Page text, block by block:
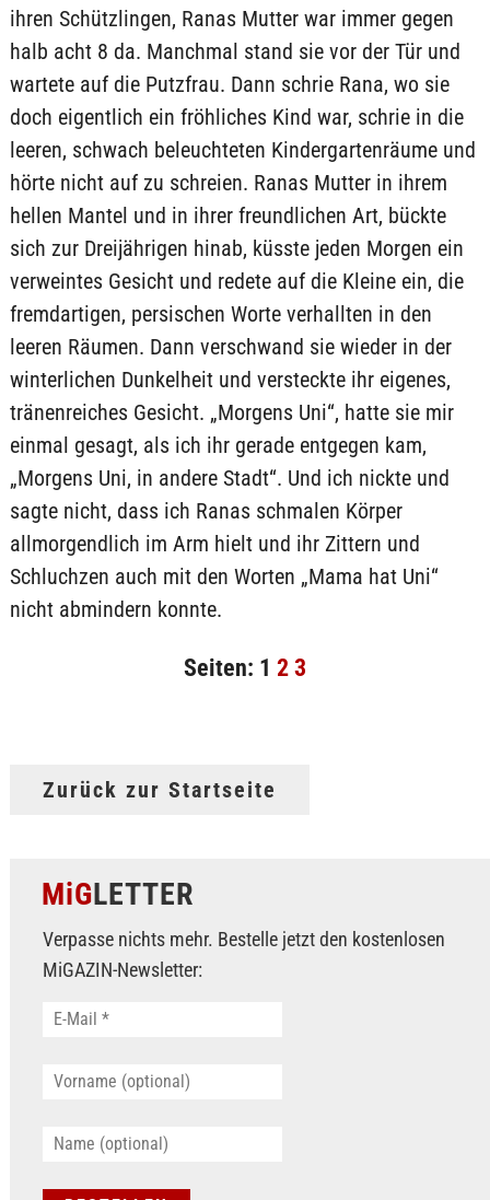
ihren Schützlingen, Ranas Mutter war immer gegen
halb acht 8 da. Manchmal stand sie vor der Tür und
wartete auf die Putzfrau. Dann schrie Rana, wo sie
doch eigentlich ein fröhliches Kind war, schrie in die
leeren, schwach beleuchteten Kindergartenräume und
hörte nicht auf zu schreien. Ranas Mutter in ihrem
hellen Mantel und in ihrer freundlichen Art, bückte
sich zur Dreijährigen hinab, küsste jeden Morgen ein
verweintes Gesicht und redete auf die Kleine ein, die
fremdartigen, persischen Worte verhallten in den
leeren Räumen. Dann verschwand sie wieder in der
winterlichen Dunkelheit und versteckte ihr eigenes,
tränenreiches Gesicht. „Morgens Uni“, hatte sie mir
einmal gesagt, als ich ihr gerade entgegen kam,
„Morgens Uni, in andere Stadt“. Und ich nickte und
sagte nicht, dass ich Ranas schmalen Körper
allmorgendlich im Arm hielt und ihr Zittern und
Schluchzen auch mit den Worten „Mama hat Uni“
nicht abmindern konnte.
Seiten: 1 2 3
Zurück zur Startseite
MiGLETTER
Verpasse nichts mehr. Bestelle jetzt den kostenlosen
MiGAZIN-Newsletter: